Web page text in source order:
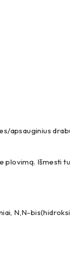
apsauginius
plovimą.
N,N-